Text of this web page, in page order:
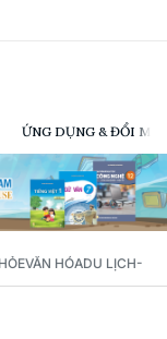
ỨNG DỤNG & ĐỔI
VĂN HÓADU LỊCH-